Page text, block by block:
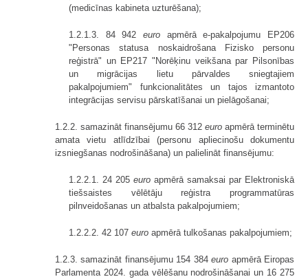
(medicīnas kabineta uzturēšana);
1.2.1.3. 84 942 euro apmērā e-pakalpojumu EP206
"Personas statusa noskaidrošana Fizisko personu
reģistrā" un EP217 "Norēķinu veikšana par Pilsonības
un migrācijas lietu pārvaldes sniegtajiem
pakalpojumiem" funkcionalitātes un tajos izmantoto
integrācijas servisu pārskatīšanai un pielāgošanai;
1.2.2. samazināt finansējumu 66 312 euro apmērā terminētu
amata vietu atlīdzībai (personu apliecinošu dokumentu
izsniegšanas nodrošināšana) un palielināt finansējumu:
1.2.2.1. 24 205 euro apmērā samaksai par Elektroniskā
tiešsaistes vēlētāju reģistra programmatūras
pilnveidošanas un atbalsta pakalpojumiem;
1.2.2.2. 42 107 euro apmērā tulkošanas pakalpojumiem;
1.2.3. samazināt finansējumu 154 384euro apmērā Eiropas
Parlamenta 2024. gada vēlēšanu nodrošināšanai un 16 275